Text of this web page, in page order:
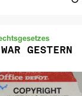
GESTERN